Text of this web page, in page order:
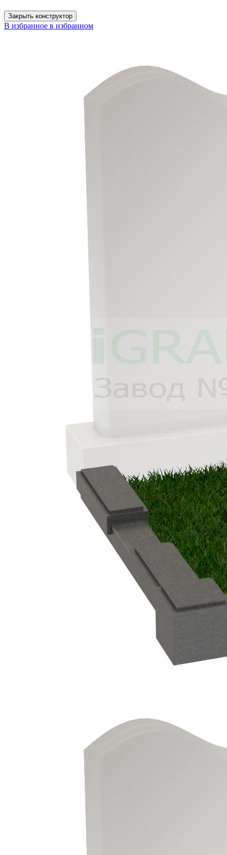
Закрыть конструктор
В избранное в избранном